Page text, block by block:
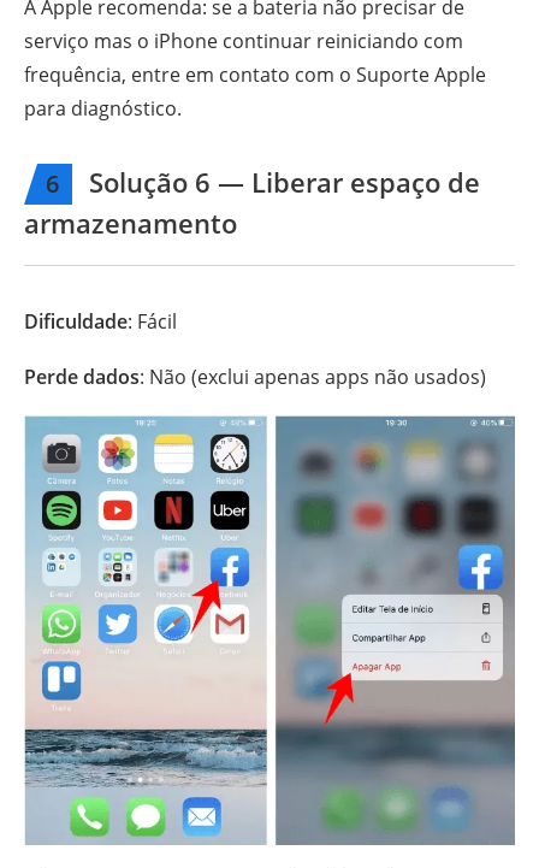
A Apple recomenda: se a bateria não precisar de
serviço mas o iPhone continuar reiniciando com
frequência, entre em contato com o Suporte Apple
para diagnóstico.
6
Solução 6 — Liberar espaço de
armazenamento
Dificuldade: Fácil
Perde dados: Não (exclui apenas apps não usados)